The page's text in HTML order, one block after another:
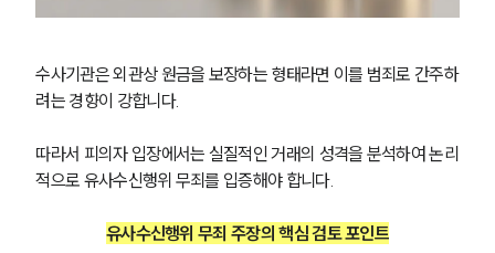
수사기관은 외관상 원금을 보장하는 형태라면 이를 범죄로 간주하
려는 경향이 강합니다.
따라서 피의자 입장에서는 실질적인 거래의 성격을 분석하여 논리
적으로 유사수신행위 무죄를 입증해야 합니다.
유사수신행위 무죄 주장의 핵심 검토 포인트